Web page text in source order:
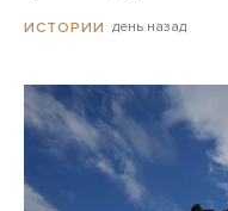
ИСТОРИИ день назад